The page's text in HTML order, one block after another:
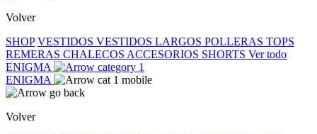
Volver
SHOP VESTIDOS VESTIDOS LARGOS POLLERAS TOPS
REMERAS CHALECOS ACCESORIOS SHORTS Ver todo
ENIGMA
ENIGMA
Volver